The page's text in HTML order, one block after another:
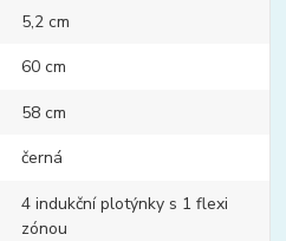
5,2 cm
60 cm
58 cm
černá
4 indukční plotýnky s 1 flexi
zónou